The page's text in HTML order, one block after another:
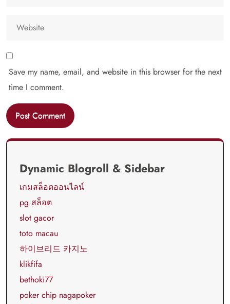
Save my name, email, and website in this browser for the next
time I comment.
Dynamic Blogroll & Sidebar
เกมสล็อตออนไลน์
pg สล็อต
slot gacor
toto macau
하이브리드 카지노
klikfifa
bethoki77
poker chip nagapoker